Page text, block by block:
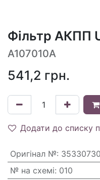
Фільтр АКПП
A107010A
541,2 грн.
Додати до списку
Оригінал №:
№ на схемі: 010